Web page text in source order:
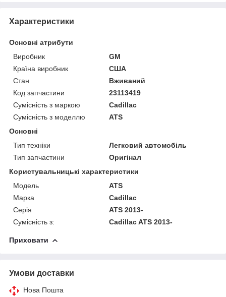
Характеристики
Основні атрибути
Виробник
GM
Країна виробник
США
Стан
Вживаний
Код запчастини
23113419
Сумісність з маркою
Cadillac
Сумісність з моделлю
ATS
Основні
Тип техніки
Легковий автомобіль
Тип запчастини
Оригінал
Користувальницькі характеристики
Модель
ATS
Марка
Cadillac
Серія
ATS 2013-
Сумісність з:
Cadillac ATS 2013-
Приховати
Умови доставки
Нова Пошта